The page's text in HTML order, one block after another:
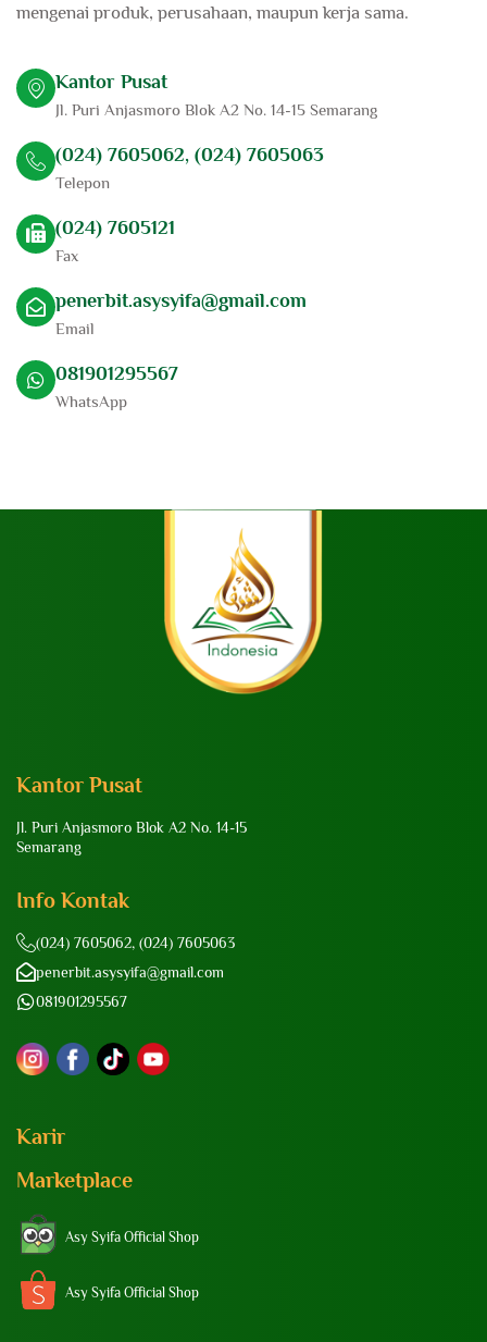
mengenai produk, perusahaan, maupun kerja sama.
Kantor Pusat
Jl. Puri Anjasmoro Blok A2 No. 14-15 Semarang
(024) 7605062, (024) 7605063
Telepon
(024) 7605121
Fax
penerbit.asysyifa@gmail.com
Email
081901295567
WhatsApp
Kantor Pusat
Jl. Puri Anjasmoro Blok A2 No. 14-15
Semarang
Info Kontak
(024) 7605062, (024) 7605063
penerbit.asysyifa@gmail.com
081901295567
Karir
Marketplace
Asy Syifa Official Shop
Asy Syifa Official Shop